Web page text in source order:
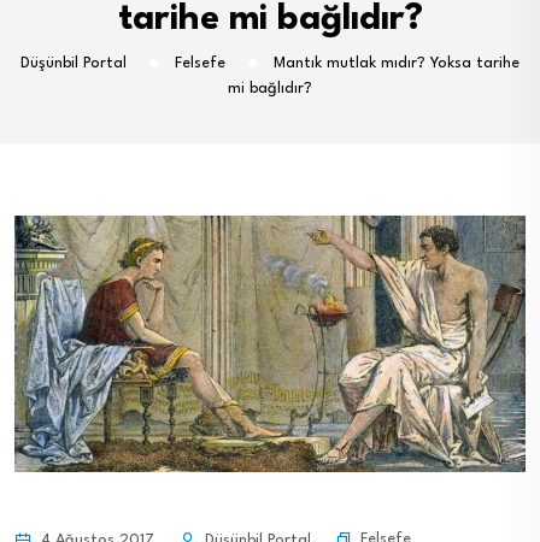
tarihe mi bağlıdır?
Düşünbil Portal Felsefe
Mantık mutlak mıdır? Yoksa tarihe
mi bağlıdır?